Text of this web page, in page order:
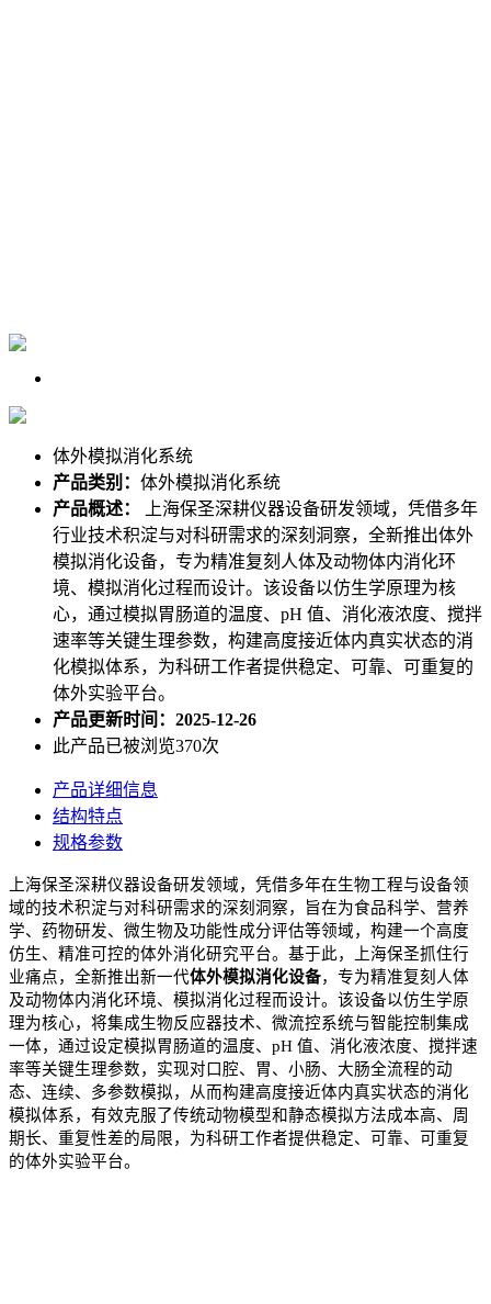
体外模拟消化系统
产品类别： 体外模拟消化系统
产品概述：
上海保圣深耕仪器设备研发领域，凭借多年
行业技术积淀与对科研需求的深刻洞察，全新推出体外
模拟消化设备，专为精准复刻人体及动物体内消化环
境、模拟消化过程而设计。该设备以仿生学原理为核
心，通过模拟胃肠道的温度、pH 值、消化液浓度、搅拌
速率等关键生理参数，构建高度接近体内真实状态的消
化模拟体系，为科研工作者提供稳定、可靠、可重复的
体外实验平台。
产品更新时间：2025-12-26
此产品已被浏览370次
产品详细信息
结构特点
规格参数
上海保圣深耕仪器设备研发领域，凭借多年在生物工程与设备领
域的技术积淀与对科研需求的深刻洞察，
旨在为食品科学、营养
学、药物研发、微生物及功能性成分评估等领域，构建一个高度
仿生、精准可控的体外消化研究平台。基于此，上海保圣抓住行
业痛点， 全新推出新一代体外模拟消化设备，专为精准复刻人体
及动物体内消化环境、模拟消化过程而设计。该设备以仿生学原
理为核心， 将集成生物反应器技术、微流控系统与智能控制集成
一体， 通过设定模拟胃肠道的温度、 pH 值、消化液浓度、搅拌速
率等关键生理参数， 实现对口腔、胃、小肠、大肠全流程的动
态、连续、多参数模拟，从而构建高度接近体内真实状态的消化
模拟体系， 有效克服了传统动物模型和静态模拟方法成本高、周
期长、重复性差的局限， 为科研工作者提供稳定、可靠、可重复
的体外实验平台。